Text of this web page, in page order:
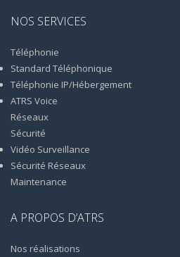
NOS SERVICES
Téléphonie
Standard Téléphonique
Téléphonie IP/Hébergement
ATRS Voice
Réseaux
Sécurité
Vidéo Surveillance
Sécurité Réseaux
Maintenance
A PROPOS D’ATRS
Nos réalisations